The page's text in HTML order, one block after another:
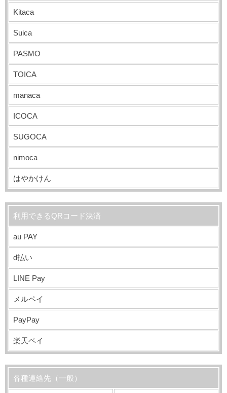
Kitaca
Suica
PASMO
TOICA
manaca
ICOCA
SUGOCA
nimoca
はやかけん
利用できるQRコード決済
au PAY
d払い
LINE Pay
メルペイ
PayPay
楽天ペイ
各種連絡先（一般）